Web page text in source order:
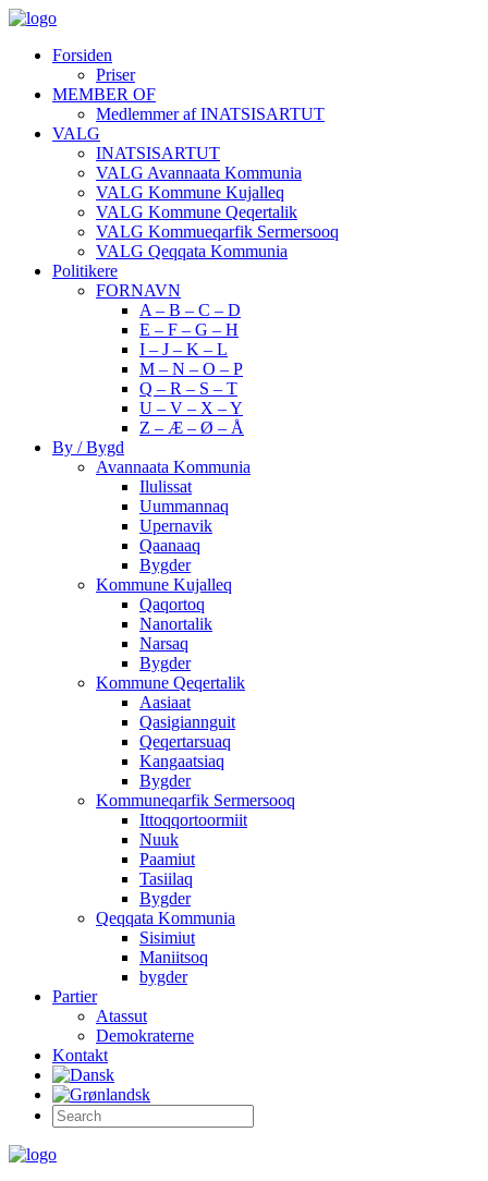
Forsiden
Priser
MEMBER OF
Medlemmer af INATSISARTUT
VALG
INATSISARTUT
VALG Avannaata Kommunia
VALG Kommune Kujalleq
VALG Kommune Qeqertalik
VALG Kommueqarfik Sermersooq
VALG Qeqqata Kommunia
Politikere
FORNAVN
A – B – C – D
E – F – G – H
I – J – K – L
M – N – O – P
Q – R – S – T
U – V – X – Y
Z – Æ – Ø – Å
By / Bygd
Avannaata Kommunia
Ilulissat
Uummannaq
Upernavik
Qaanaaq
Bygder
Kommune Kujalleq
Qaqortoq
Nanortalik
Narsaq
Bygder
Kommune Qeqertalik
Aasiaat
Qasigiannguit
Qeqertarsuaq
Kangaatsiaq
Bygder
Kommuneqarfik Sermersooq
Ittoqqortoormiit
Nuuk
Paamiut
Tasiilaq
Bygder
Qeqqata Kommunia
Sisimiut
Maniitsoq
bygder
Partier
Atassut
Demokraterne
Kontakt